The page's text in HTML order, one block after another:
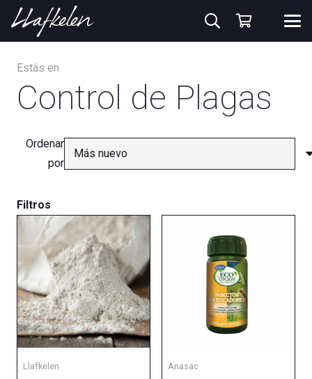
Estás en
Control de Plagas
Ordenar
por
Filtros
Llafkelen Anasac